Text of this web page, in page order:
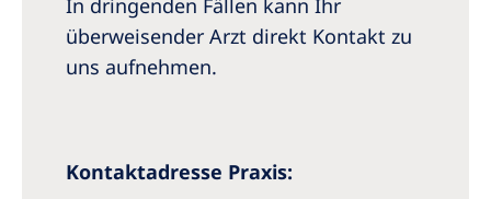
In dringenden Fällen kann Ihr
überweisender Arzt direkt Kontakt zu
uns aufnehmen.
Kontaktadresse Praxis: